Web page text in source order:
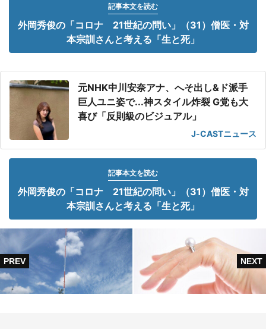
記事本文を読む
外岡秀俊の「コロナ 21世紀の問い」（31）僧医・対
本宗訓さんと考える「生と死」
元NHK中川安奈アナ、へそ出し&ド派手
巨人ユニ姿で...神スタイル炸裂 G党も大
喜び「反則級のビジュアル」
J-CASTニュース
記事本文を読む
外岡秀俊の「コロナ 21世紀の問い」（31）僧医・対
本宗訓さんと考える「生と死」